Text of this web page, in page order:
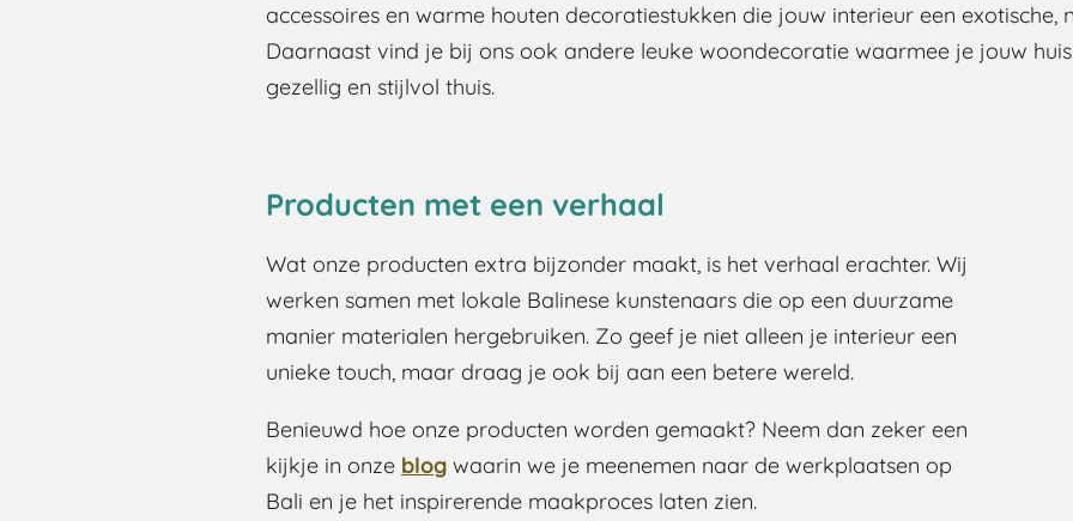
accessoires en warme houten decoratiestukken die jouw interieur een exotische,
Daarnaast vind je bij ons ook andere leuke woondecoratie waarmee je jouw
gezellig en stijlvol thuis.
Producten met een verhaal
Wat onze producten extra bijzonder maakt, is het verhaal erachter. Wij
werken samen met lokale Balinese kunstenaars die op een duurzame
manier materialen hergebruiken. Zo geef je niet alleen je interieur een
unieke touch, maar draag je ook bij aan een betere wereld.
Benieuwd hoe onze producten worden gemaakt? Neem dan zeker een
kijkje in onze blog waarin we je meenemen naar de werkplaatsen op
Bali en je het inspirerende maakproces laten zien.